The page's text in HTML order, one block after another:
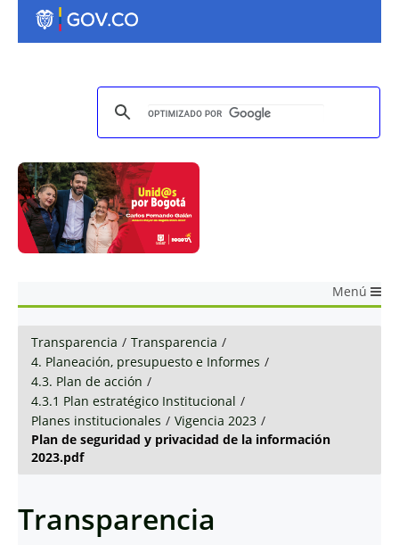
Menú
Transparencia / Transparencia /
4. Planeación, presupuesto e Informes /
4.3. Plan de acción /
4.3.1 Plan estratégico Institucional /
Planes institucionales / Vigencia 2023 /
Plan de seguridad y privacidad de la información
2023.pdf
Transparencia